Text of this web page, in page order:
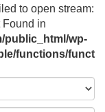
to open stream:
Found in
public_html/wp-
functions/funct